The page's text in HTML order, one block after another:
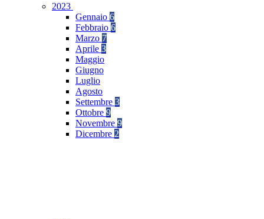
2023
Gennaio 6
Febbraio 6
Marzo 7
Aprile 3
Maggio
Giugno
Luglio
Agosto
Settembre 3
Ottobre 9
Novembre 9
Dicembre 2